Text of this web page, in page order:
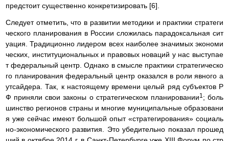
предстоит существенно конкретизировать [6].
Следует отметить, что в развитии методики и практики стратеги
ческого планирования в России сложилась парадоксальная сит
уация. Традиционно лидером всех наиболее значимых экономи
ческих, институциональных и правовых новаций у нас выступае
т федеральный центр. Однако в смысле практики стратегическо
го планирования федеральный центр оказался в роли явного а
утсайдера. Так, к настоящему времени целый ряд субъектов Р
Ф приняли свои законы о стратегическом планировании1 ; боль
шинство регионов страны и многие муниципальные образовани
я уже сейчас имеют большой опыт «стратегирования» социаль
но-экономического развития. Это убедительно показал прошед